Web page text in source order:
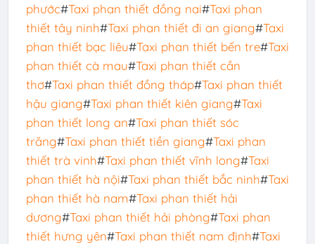
phước#Taxi phan thiết đồng nai#Taxi phan
thiết tây ninh#Taxi phan thiết đi an giang#Taxi
phan thiết bạc liêu#Taxi phan thiết bến tre#Taxi
phan thiết cà mau#Taxi phan thiết cần
thơ#Taxi phan thiết đồng tháp#Taxi phan thiết
hậu giang#Taxi phan thiết kiên giang#Taxi
phan thiết long an#Taxi phan thiết sóc
trăng#Taxi phan thiết tiền giang#Taxi phan
thiết trà vinh#Taxi phan thiết vĩnh long#Taxi
phan thiết hà nội#Taxi phan thiết bắc ninh#Taxi
phan thiết hà nam#Taxi phan thiết hải
dương#Taxi phan thiết hải phòng#Taxi phan
thiết hưng yên#Taxi phan thiết nam định#Taxi